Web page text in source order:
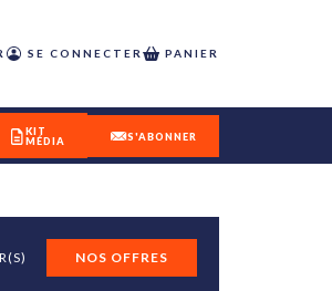
SE CONNECTER PANIER
KIT
MÉDIA
S'ABONNER
NOS OFFRES